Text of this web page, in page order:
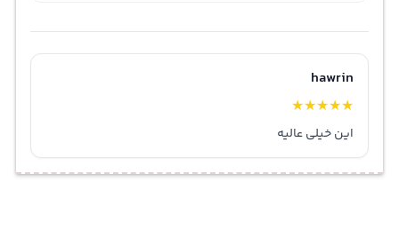
hawrin
★
★
★
★
★
این خیلی عالیه